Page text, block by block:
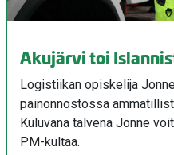
Akujärvi toi
Logistiikan opiskelija
painonnostossa
Kuluvana talvena Jonne
PM-kultaa.